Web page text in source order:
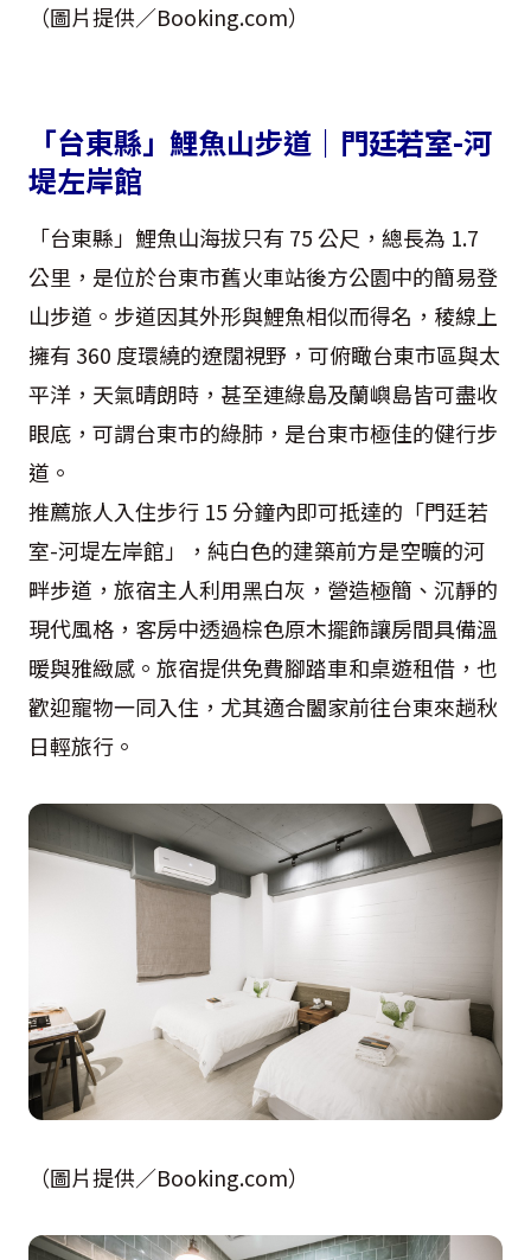
（圖片提供／Booking.com）
「台東縣」鯉魚山步道｜門廷若室-河
堤左岸館
「台東縣」鯉魚山海拔只有 75 公尺，總長為 1.7
公里，是位於台東市舊火車站後方公園中的簡易登
山步道。步道因其外形與鯉魚相似而得名，稜線上
擁有 360 度環繞的遼闊視野，可俯瞰台東市區與太
平洋，天氣晴朗時，甚至連綠島及蘭嶼島皆可盡收
眼底，可謂台東市的綠肺，是台東市極佳的健行步
道。
推薦旅人入住步行 15 分鐘內即可抵達的「門廷若
室-河堤左岸館」，純白色的建築前方是空曠的河
畔步道，旅宿主人利用黑白灰，營造極簡、沉靜的
現代風格，客房中透過棕色原木擺飾讓房間具備溫
暖與雅緻感。旅宿提供免費腳踏車和桌遊租借，也
歡迎寵物一同入住，尤其適合闔家前往台東來趟秋
日輕旅行。
（圖片提供／Booking.com）